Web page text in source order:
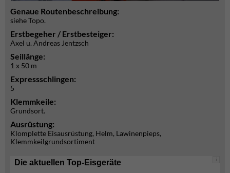
Genaue Routenbeschreibung:
siehe Topo.
Erstbegeher / Erstbesteiger:
Axel u. Andreas Jentzsch
Seillänge:
1 x 50 m
Expressschlingen:
5
Klemmkeile:
Grundsort.
Ausrüstung:
Klomplette Eisausrüstung, Helm, Lawinenpieps,
Klemmkeilgrundsortiment
i
Die aktuellen Top-Eisgeräte